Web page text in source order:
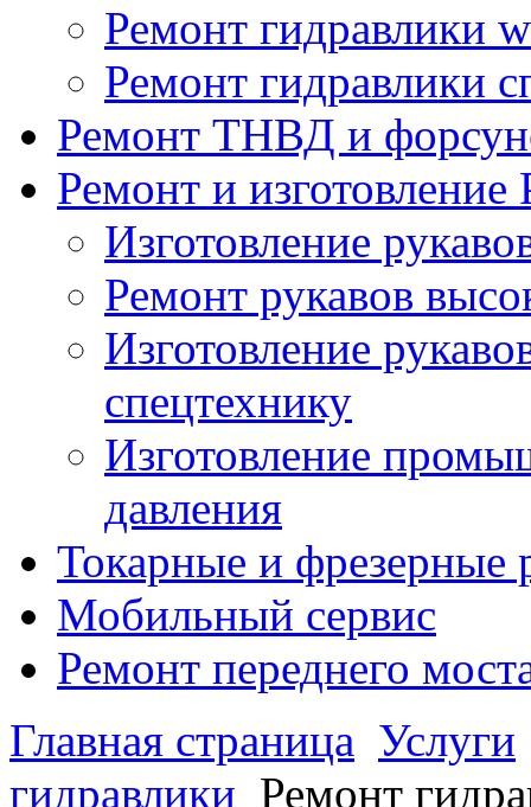
Ремонт гидравлики
Ремонт гидравлики
Ремонт ТНВД и
Ремонт и
Изготовление
Ремонт рукавов
Изготовление
спецтехнику
Изготовление
давления
Токарные и фрезерные
Мобильный сервис
Ремонт переднего
Главная страница Услуги
гидравлики Ремонт